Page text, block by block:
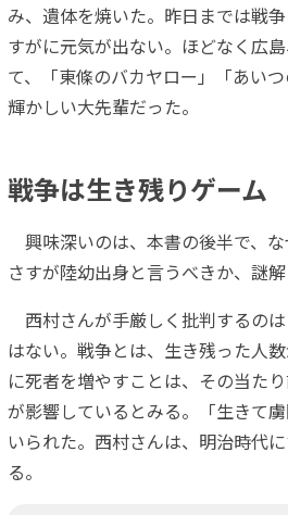
み、遺体を焼いた。昨日までは戦
すがに元気が出ない。ほどなく広
て、「東條のバカヤロー」「あい
輝かしい大先輩だった。
戦争は生き残りゲーム
興味深いのは、本書の後半で、
さすが陸幼出身と言うべきか、謎
西村さんが手厳しく批判するの
はない。戦争とは、生き残った人
に死者を増やすことは、その当た
が影響しているとみる。「生きて
いられた。西村さんは、明治時代
る。